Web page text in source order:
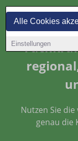
Alle Cookies
Einstellungen
Nutzen Sie
genau die